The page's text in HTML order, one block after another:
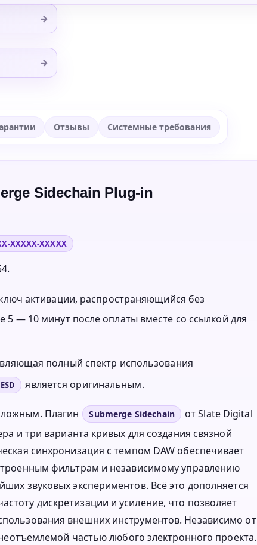
→
→
Отзывы Системные требования
Sidechain Plug-in
XXXXX-XXXXX
активации, распространяющийся без
5 — 10 минут после оплаты вместе со ссылкой для
полный спектр использования
является оригинальным.
Плагин Submerge Sidechain
от Slate Digital
и три варианта кривых для создания связной
синхронизация с темпом DAW обеспечивает
фильтрам и независимому управлению
звуковых экспериментов. Всё это дополняется
дискретизации и усиление, что позволяет
внешних инструментов. Независимо от
частью любого электронного проекта.